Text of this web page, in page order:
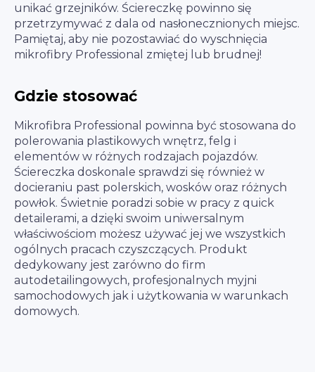
unikać grzejników. Ściereczkę powinno się
przetrzymywać z dala od nasłonecznionych miejsc.
Pamiętaj, aby nie pozostawiać do wyschnięcia
mikrofibry Professional zmiętej lub brudnej!
Gdzie stosować
Mikrofibra Professional powinna być stosowana do
polerowania plastikowych wnętrz, felg i
elementów w różnych rodzajach pojazdów.
Ściereczka doskonale sprawdzi się również w
docieraniu past polerskich, wosków oraz różnych
powłok. Świetnie poradzi sobie w pracy z quick
detailerami, a dzięki swoim uniwersalnym
właściwościom możesz używać jej we wszystkich
ogólnych pracach czyszczących. Produkt
dedykowany jest zarówno do firm
autodetailingowych, profesjonalnych myjni
samochodowych jak i użytkowania w warunkach
domowych.